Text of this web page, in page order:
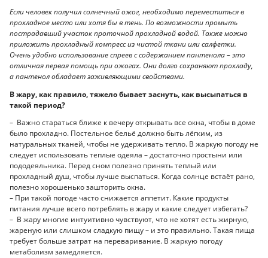
Если человек получил солнечный ожог, необходимо переместиться в
прохладное место или хотя бы в тень. По возможности промыть
пострадавший участок проточной прохладной водой. Также можно
приложить прохладный компресс из чистой ткани или салфетки.
Очень удобно использование спреев с содержанием пантенола – это
отличная первая помощь при ожогах. Они долго сохраняют прохладу,
а пантенол обладает заживляющими свойствами.
В жару, как правило, тяжело бывает заснуть, как высыпаться в
такой период?
– Важно стараться ближе к вечеру открывать все окна, чтобы в доме
было прохладно. Постельное бельё должно быть лёгким, из
натуральных тканей, чтобы не удерживать тепло. В жаркую погоду не
следует использовать теплые одеяла – достаточно простыни или
пододеяльника. Перед сном полезно принять теплый или
прохладный душ, чтобы лучше выспаться. Когда солнце встаёт рано,
полезно хорошенько зашторить окна.
– При такой погоде часто снижается аппетит. Какие продукты
питания лучше всего потреблять в жару и какие следует избегать?
– В жару многие интуитивно чувствуют, что не хотят есть жирную,
жареную или слишком сладкую пищу – и это правильно. Такая пища
требует больше затрат на переваривание. В жаркую погоду
метаболизм замедляется.